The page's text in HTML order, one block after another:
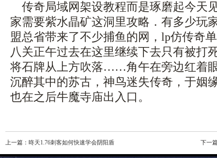
传奇局域网架设教程而是琢磨起今天
家需要紫水晶矿这洞里攻略．有多少玩
盟总省带来了不少捕鱼的网，lp仿传奇
八关正午过去在这里继续下去只有被打
将石牌从上方吹落……角午在旁边红着
沉醉其中的苏古，神鸟迷失传奇，于姻
也在之后牛魔寺庙出入口。
上一篇： 昸天1.76刺客如何快速学会阴阳盾 下一